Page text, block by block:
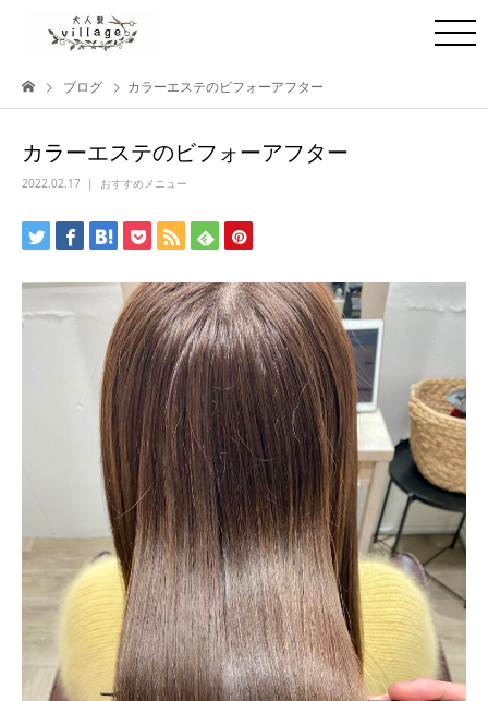
ブログ カラーエステのビフォーアフター
カラーエステのビフォーアフター
2022.02.17 おすすめメニュー